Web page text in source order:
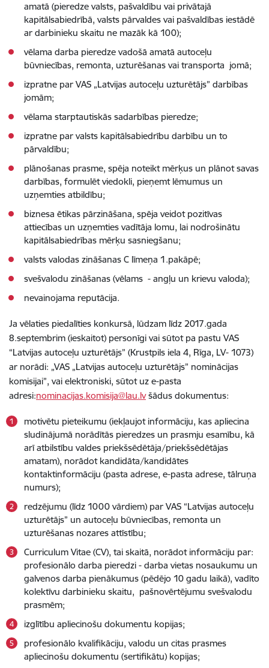
amatā (pieredze valsts, pašvaldību vai privātajā
kapitālsabiedrībā, valsts pārvaldes vai pašvaldības iestādē
ar darbinieku skaitu ne mazāk kā 100);
vēlama darba pieredze vadošā amatā autoceļu
būvniecības, remonta, uzturēšanas vai transporta jomā;
izpratne par VAS „Latvijas autoceļu uzturētājs” darbības
jomām;
vēlama starptautiskās sadarbības pieredze;
izpratne par valsts kapitālsabiedrību darbību un to
pārvaldību;
plānošanas prasme, spēja noteikt mērķus un plānot savas
darbības, formulēt viedokli, pieņemt lēmumus un
uzņemties atbildību;
biznesa ētikas pārzināšana, spēja veidot pozitīvas
attiecības un uzņemties vadītāja lomu, lai nodrošinātu
kapitālsabiedrības mērķu sasniegšanu;
valsts valodas zināšanas C līmeņa 1.pakāpē;
svešvalodu zināšanas (vēlams - angļu un krievu valoda);
nevainojama reputācija.
Ja vēlaties piedalīties konkursā, lūdzam līdz 2017.gada
8.septembrim (ieskaitot) personīgi vai sūtot pa pastu VAS
“Latvijas autoceļu uzturētājs” (Krustpils iela 4, Rīga, LV- 1073)
ar norādi: „VAS „Latvijas autoceļu uzturētājs” nominācijas
komisijai”, vai elektroniski, sūtot uz e-pasta
adresi:nominacijas.komisija@lau.lvšādus dokumentus:
motivētu pieteikumu (iekļaujot informāciju, kas apliecina
sludinājumā norādītās pieredzes un prasmju esamību, kā
arī atbilstību valdes priekšsēdētāja/priekšsēdētājas
amatam), norādot kandidāta/kandidātes
kontaktinformāciju (pasta adrese, e-pasta adrese, tālruņa
numurs);
redzējumu (līdz 1000 vārdiem) par VAS “Latvijas autoceļu
uzturētājs” un autoceļu būvniecības, remonta un
uzturēšanas nozares attīstību;
Curriculum Vitae (CV), tai skaitā, norādot informāciju par:
profesionālo darba pieredzi - darba vietas nosaukumu un
galvenos darba pienākumus (pēdējo 10 gadu laikā), vadīto
kolektīvu darbinieku skaitu, pašnovērtējumu svešvalodu
prasmēm;
izglītību apliecinošu dokumentu kopijas;
profesionālo kvalifikāciju, valodu un citas prasmes
apliecinošu dokumentu (sertifikātu) kopijas;